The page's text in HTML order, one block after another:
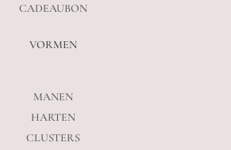
CADEAUBON
VORMEN
MANEN
HARTEN
CLUSTERS